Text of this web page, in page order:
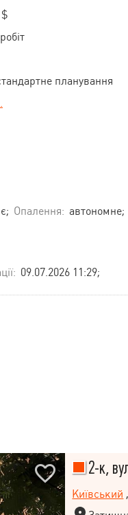
планування
є; Опалення: автономне;
09.07.2026 11:29;
2-к,
Київський